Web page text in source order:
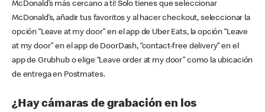
McDonald’s más cercano a ti! Solo tienes que seleccionar
McDonald’s, añadir tus favoritos y al hacer checkout, seleccionar la
opción “Leave at my door” en el app de Uber Eats, la opción “Leave
at my door” en el app de DoorDash, “contact-free delivery” en el
app de Grubhub o elige “Leave order at my door” como la ubicación
de entrega en Postmates.
¿Hay cámaras de grabación en los